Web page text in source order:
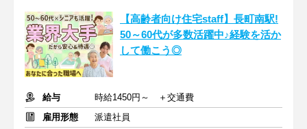
【高齢者向け住宅staff】長町南駅!
50～60代が多数活躍中♪経験を活か
して働こう◎
給与
時給1450円～ ＋交通費
雇用形態
派遣社員